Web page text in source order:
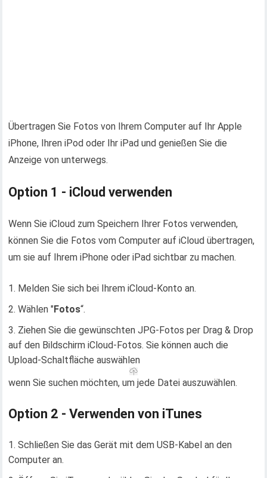
Übertragen Sie Fotos von Ihrem Computer auf Ihr Apple
iPhone, Ihren iPod oder Ihr iPad und genießen Sie die
Anzeige von unterwegs.
Option 1 - iCloud verwenden
Wenn Sie iCloud zum Speichern Ihrer Fotos verwenden,
können Sie die Fotos vom Computer auf iCloud übertragen,
um sie auf Ihrem iPhone oder iPad sichtbar zu machen.
Melden Sie sich bei Ihrem iCloud-Konto an.
Wählen "Fotos“.
Ziehen Sie die gewünschten JPG-Fotos per Drag & Drop
auf den Bildschirm iCloud-Fotos. Sie können auch die
Upload-Schaltfläche auswählen
wenn Sie suchen möchten, um jede Datei auszuwählen.
Option 2 - Verwenden von iTunes
Schließen Sie das Gerät mit dem USB-Kabel an den
Computer an.